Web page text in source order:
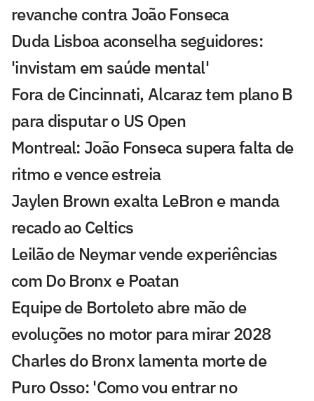
revanche contra João Fonseca
Duda Lisboa aconselha seguidores:
'invistam em saúde mental'
Fora de Cincinnati, Alcaraz tem plano B
para disputar o US Open
Montreal: João Fonseca supera falta de
ritmo e vence estreia
Jaylen Brown exalta LeBron e manda
recado ao Celtics
Leilão de Neymar vende experiências
com Do Bronx e Poatan
Equipe de Bortoleto abre mão de
evoluções no motor para mirar 2028
Charles do Bronx lamenta morte de
Puro Osso: 'Como vou entrar no